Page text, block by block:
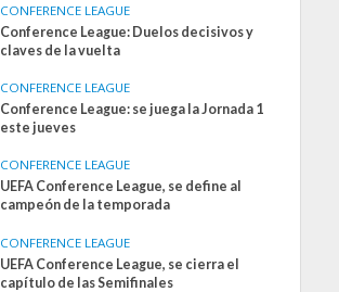
CONFERENCE LEAGUE
Conference League: Duelos decisivos y
claves de la vuelta
CONFERENCE LEAGUE
Conference League: se juega la Jornada 1
este jueves
CONFERENCE LEAGUE
UEFA Conference League, se define al
campeón de la temporada
CONFERENCE LEAGUE
UEFA Conference League, se cierra el
capítulo de las Semifinales